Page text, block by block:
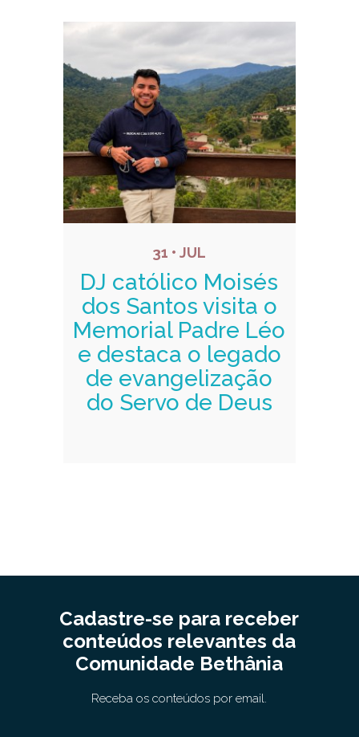
31 • JUL
DJ católico Moisés
dos Santos visita o
Memorial Padre Léo
e destaca o legado
de evangelização
do Servo de Deus
Cadastre-se para receber
conteúdos relevantes da
Comunidade Bethânia
Receba os conteúdos por email.